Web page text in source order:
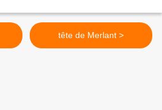
tête de Merlant >